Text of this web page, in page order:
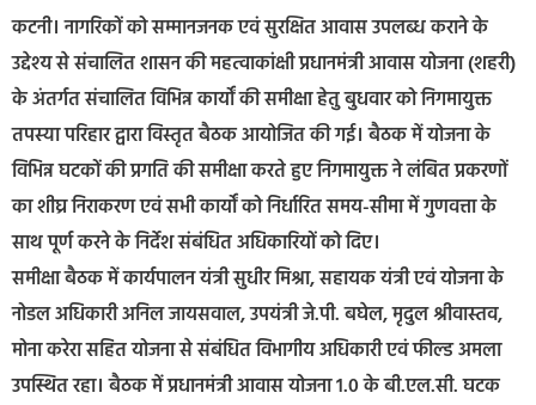
कटनी। नागरिकों को सम्मानजनक एवं सुरक्षित आवास उपलब्ध कराने के
उद्देश्य से संचालित शासन की महत्वाकांक्षी प्रधानमंत्री आवास योजना (शहरी)
के अंतर्गत संचालित विभिन्न कार्यों की समीक्षा हेतु बुधवार को निगमायुक्त
तपस्या परिहार द्वारा विस्तृत बैठक आयोजित की गई। बैठक में योजना के
विभिन्न घटकों की प्रगति की समीक्षा करते हुए निगमायुक्त ने लंबित प्रकरणों
का शीघ्र निराकरण एवं सभी कार्यों को निर्धारित समय-सीमा में गुणवत्ता के
साथ पूर्ण करने के निर्देश संबंधित अधिकारियों को दिए।
समीक्षा बैठक में कार्यपालन यंत्री सुधीर मिश्रा, सहायक यंत्री एवं योजना के
नोडल अधिकारी अनिल जायसवाल, उपयंत्री जे.पी. बघेल, मृदुल श्रीवास्तव,
मोना करेरा सहित योजना से संबंधित विभागीय अधिकारी एवं फील्ड अमला
उपस्थित रहा। बैठक में प्रधानमंत्री आवास योजना 1.0 के बी.एल.सी. घटक